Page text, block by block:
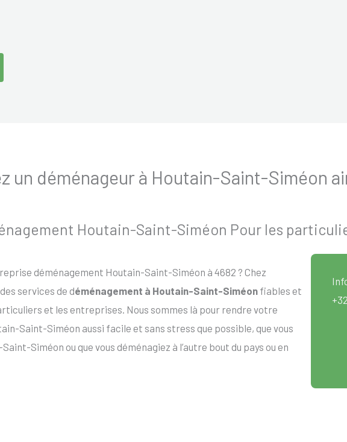
un déménageur à Houtain-Saint-Siméon
Houtain-Saint-Siméon Pour les
déménagement Houtain-Saint-Siméon à 4682 ? Chez
services de déménagement à Houtain-Saint-Siméon fiables et
et les entreprises. Nous sommes là pour rendre votre
Saint-Siméon aussi facile et sans stress que possible, que vous
Siméon ou que vous déménagiez à l’autre bout du pays ou en